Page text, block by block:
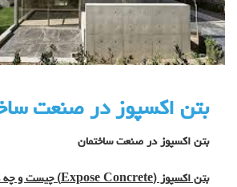
بتن اکسپوز در صنعت
بتن اکسپوز در صنعت ساختمان
بتن اکسپوز(
Expose Concrete) چیست و چه